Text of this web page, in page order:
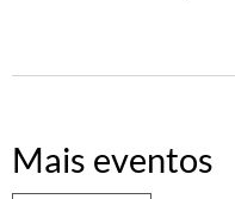
Mais eventos